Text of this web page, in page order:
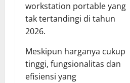
workstation portable yang
tak tertandingi di tahun
2026.
Meskipun harganya cukup
tinggi, fungsionalitas dan
efisiensi yang